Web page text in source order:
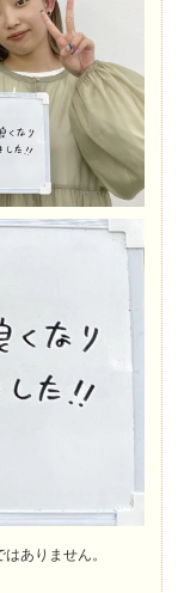
ありません。